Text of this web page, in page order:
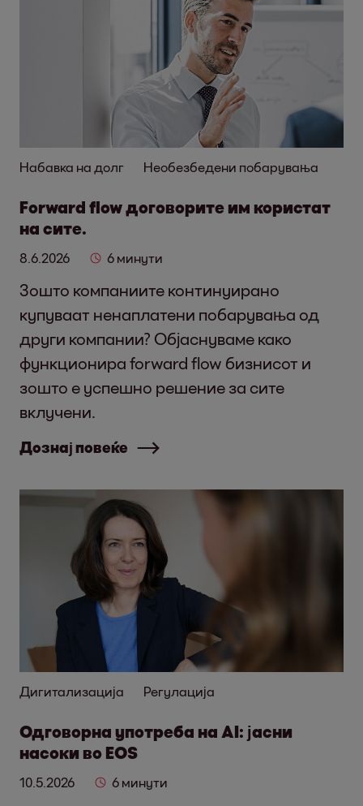
Набавка на долг Необезбедени побарувања
Forward flow договорите им користат
на сите.
8.6.2026 6 минути
Зошто компаниите континуирано
купуваат ненаплатени побарувања од
други компании? Објаснуваме како
функционира forward flow бизнисот и
зошто е успешно решение за сите
вклучени.
Дознај повеќе
Дигитализација Регулација
Одговорна употреба на AI: јасни
насоки во EOS
10.5.2026 6 минути